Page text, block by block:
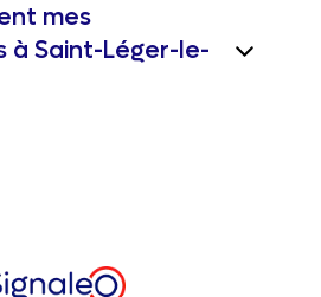
mes
à Saint-Léger-le-